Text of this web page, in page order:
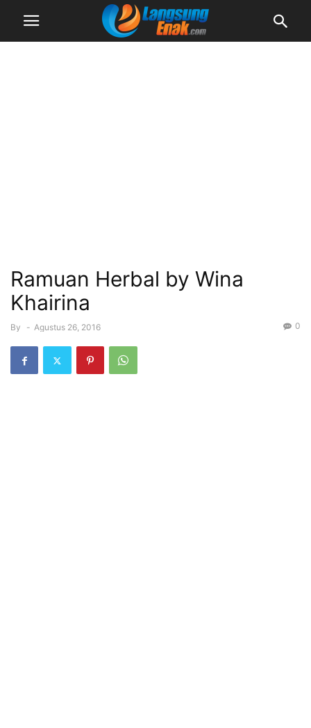
Ramuan Herbal by Wina
Khairina
By - Agustus 26, 2016 0